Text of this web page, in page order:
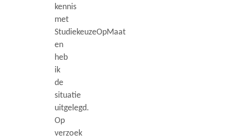
kennis
met
StudiekeuzeOpMaat
en
heb
ik
de
situatie
uitgelegd.
Op
verzoek